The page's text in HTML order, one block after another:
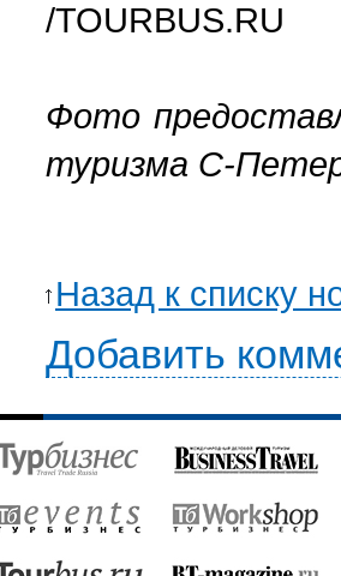
/TOURBUS.RU
Фото
туризма С-
Назад к списку
Добавить